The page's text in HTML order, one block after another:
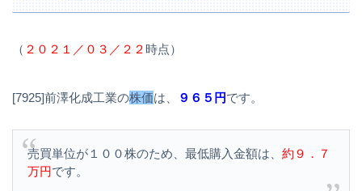
（ ２０２１／０３／２２時点）
[7925]前澤化成工業の株価は、 ９６５円です。
売買単位が１００株のため、最低購入金額は、 約９．７
万円です。